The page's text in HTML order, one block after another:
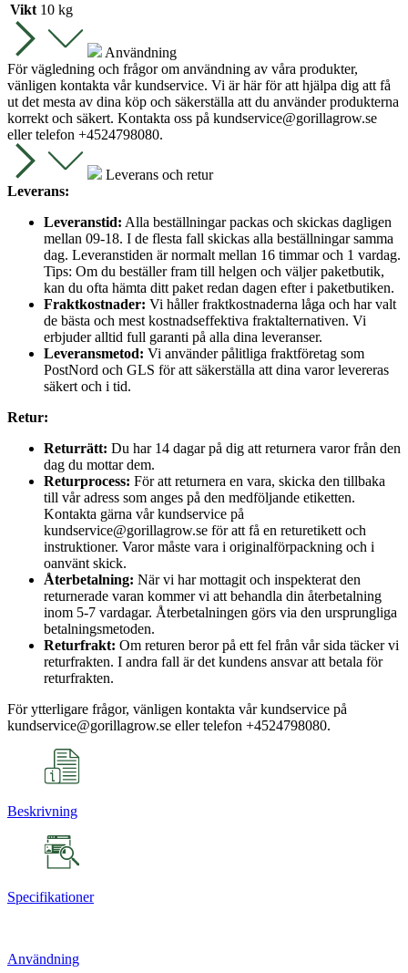
Vikt 10 kg
Användning
För vägledning och frågor om användning av våra produkter,
vänligen kontakta vår kundservice. Vi är här för att hjälpa dig att få
ut det mesta av dina köp och säkerställa att du använder produkterna
korrekt och säkert. Kontakta oss på kundservice@gorillagrow.se
eller telefon +4524798080.
Leverans och retur
Leverans:
Leveranstid: Alla beställningar packas och skickas dagligen
mellan 09-18. I de flesta fall skickas alla beställningar samma
dag. Leveranstiden är normalt mellan 16 timmar och 1 vardag.
Tips: Om du beställer fram till helgen och väljer paketbutik,
kan du ofta hämta ditt paket redan dagen efter i paketbutiken.
Fraktkostnader: Vi håller fraktkostnaderna låga och har valt
de bästa och mest kostnadseffektiva fraktalternativen. Vi
erbjuder alltid full garanti på alla dina leveranser.
Leveransmetod: Vi använder pålitliga fraktföretag som
PostNord och GLS för att säkerställa att dina varor levereras
säkert och i tid.
Retur:
Returrätt: Du har 14 dagar på dig att returnera varor från den
dag du mottar dem.
Returprocess: För att returnera en vara, skicka den tillbaka
till vår adress som anges på den medföljande etiketten.
Kontakta gärna vår kundservice på
kundservice@gorillagrow.se för att få en returetikett och
instruktioner. Varor måste vara i originalförpackning och i
oanvänt skick.
Återbetalning: När vi har mottagit och inspekterat den
returnerade varan kommer vi att behandla din återbetalning
inom 5-7 vardagar. Återbetalningen görs via den ursprungliga
betalningsmetoden.
Returfrakt: Om returen beror på ett fel från vår sida täcker vi
returfrakten. I andra fall är det kundens ansvar att betala för
returfrakten.
För ytterligare frågor, vänligen kontakta vår kundservice på
kundservice@gorillagrow.se eller telefon +4524798080.
Beskrivning
Specifikationer
Användning